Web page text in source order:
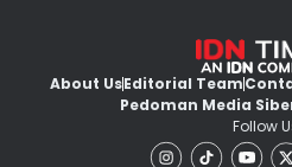
About UsEditorial Team
Pedoman Media
Follow